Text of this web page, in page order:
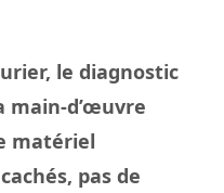
le diagnostic
main-d’œuvre
matériel
pas de